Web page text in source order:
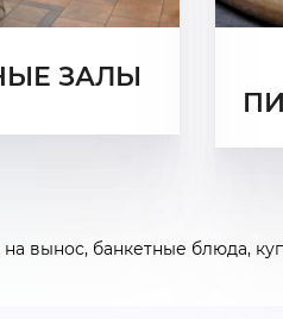
ЗАЛЫ
на вынос, банкетные блюда,